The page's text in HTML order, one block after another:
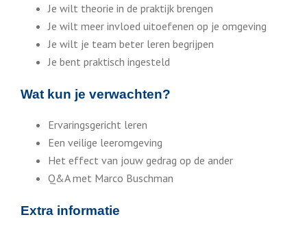
Je wilt theorie in de praktijk brengen
Je wilt meer invloed uitoefenen op je omgeving
Je wilt je team beter leren begrijpen
Je bent praktisch ingesteld
Wat kun je verwachten?
Ervaringsgericht leren
Een veilige leeromgeving
Het effect van jouw gedrag op de ander
Q&A met Marco Buschman
Extra informatie